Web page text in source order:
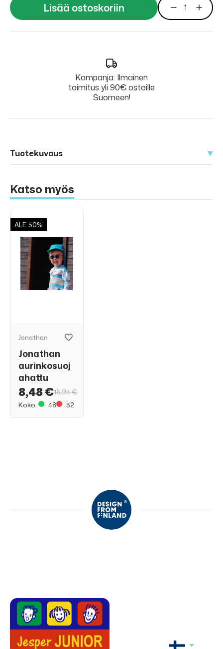
Lisää ostoskoriin
Kampanja: Ilmainen
toimitus yli 90€ ostoille
Suomeen!
Tuotekuvaus
Katso myös
ALE 50%
Jonathan
Jonathan
aurinkosuoj
ahattu
8,48 €16,95 €
Koko:
48 52